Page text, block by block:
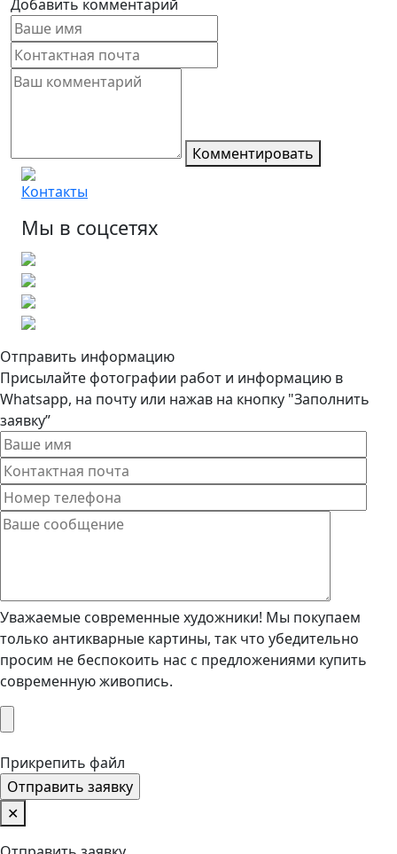
Добавить комментарий
Комментировать
Контакты
Мы в соцсетях
Отправить информацию
Присылайте фотографии работ и информацию в
Whatsapp, на почту или нажав на кнопку "Заполнить
заявку”
Уважаемые современные художники! Мы покупаем
только антикварные картины, так что убедительно
просим не беспокоить нас с предложениями купить
современную живопись.
Прикрепить файл
✕